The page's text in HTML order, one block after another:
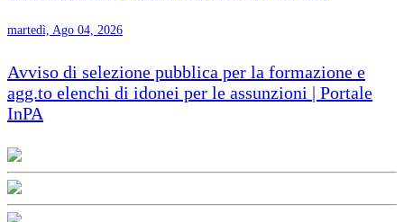
martedì, Ago 04, 2026
Avviso di selezione pubblica per la formazione e
agg.to elenchi di idonei per le assunzioni | Portale
InPA